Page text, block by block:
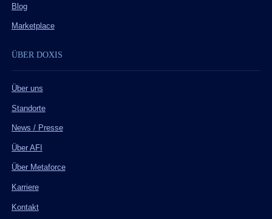
Blog
Marketplace
ÜBER DOXIS
Über uns
Standorte
News / Presse
Über AFI
Über Metaforce
Karriere
Kontakt